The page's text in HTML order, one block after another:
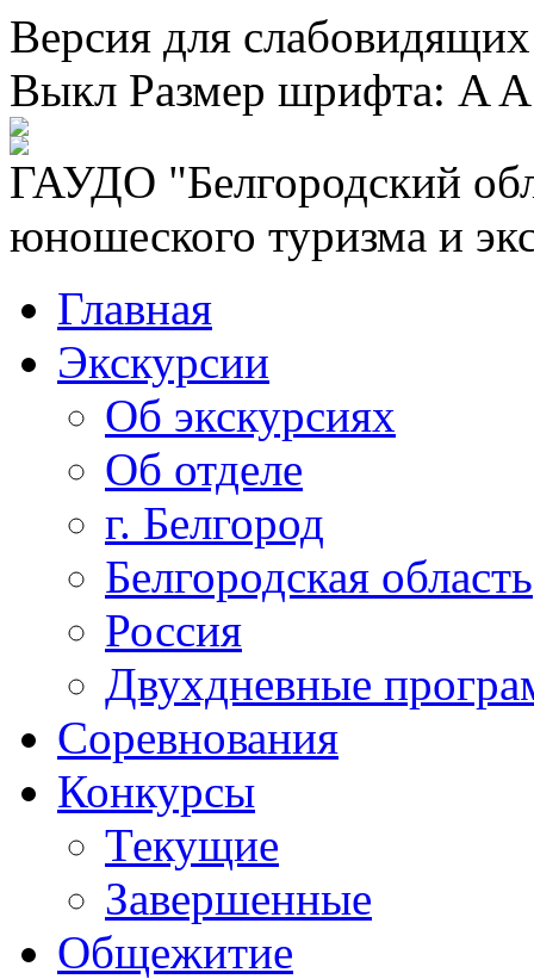
Версия для
Выкл Размер шрифта: A A
ГАУДО "Белгородский
юношеского туризма и
Главная
Экскурсии
Об экскурсиях
Об отделе
г. Белгород
Белгородская область
Россия
Двухдневные
Соревнования
Конкурсы
Текущие
Завершенные
Общежитие